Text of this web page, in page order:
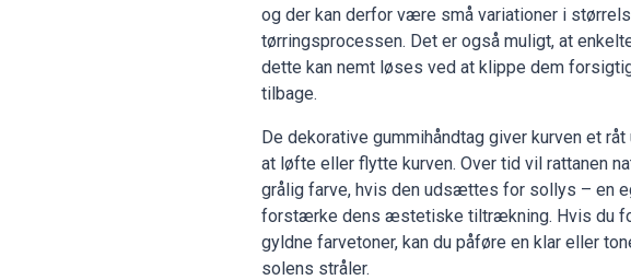
og der kan derfor være små variationer i
tørringsprocessen. Det er også muligt, at
dette kan nemt løses ved at klippe dem
tilbage.
De dekorative gummihåndtag giver kurven et
at løfte eller flytte kurven. Over tid vil rattanen
grålig farve, hvis den udsættes for sollys – en
forstærke dens æstetiske tiltrækning. Hvis du
gyldne farvetoner, kan du påføre en klar eller
solens stråler.